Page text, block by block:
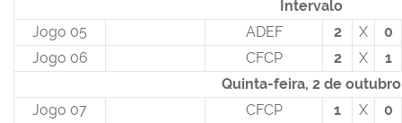
Intervalo
Jogo 05
ADEF 2 X
0
Jogo 06
CFCP 2 X
1
Quinta-feira, 2 de outubro
Jogo 07
CFCP 1 X
0